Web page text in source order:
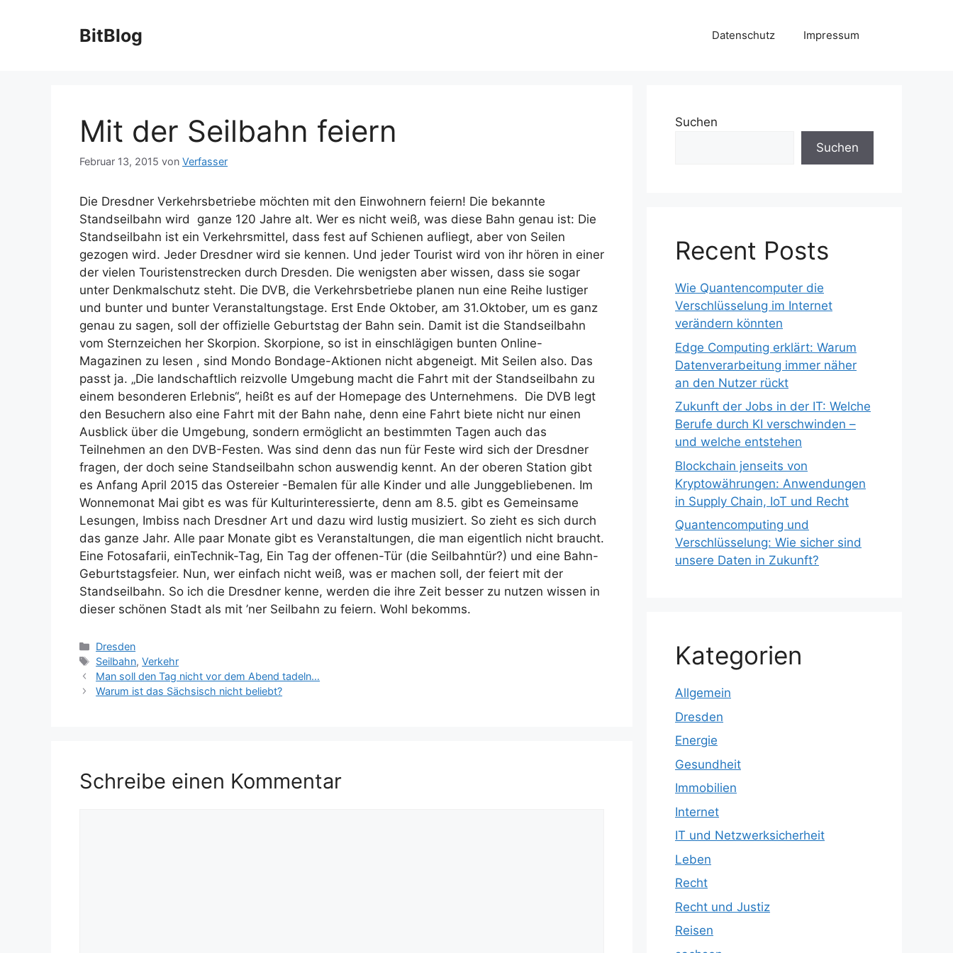
BitBlog Datenschutz Impressum
Mit der Seilbahn feiern
Februar 13, 2015 von Verfasser
Die Dresdner Verkehrsbetriebe möchten mit den Einwohnern feiern! Die bekannte
Standseilbahn wird ganze 120 Jahre alt. Wer es nicht weiß, was diese Bahn genau ist: Die
Standseilbahn ist ein Verkehrsmittel, dass fest auf Schienen aufliegt, aber von Seilen
gezogen wird. Jeder Dresdner wird sie kennen. Und jeder Tourist wird von ihr hören in einer
der vielen Touristenstrecken durch Dresden. Die wenigsten aber wissen, dass sie sogar
unter Denkmalschutz steht. Die DVB, die Verkehrsbetriebe planen nun eine Reihe lustiger
und bunter und bunter Veranstaltungstage. Erst Ende Oktober, am 31.Oktober, um es ganz
genau zu sagen, soll der offizielle Geburtstag der Bahn sein. Damit ist die Standseilbahn
vom Sternzeichen her Skorpion. Skorpione, so ist in einschlägigen bunten Online-
Magazinen zu lesen , sind Mondo Bondage-Aktionen nicht abgeneigt. Mit Seilen also. Das
passt ja. „Die landschaftlich reizvolle Umgebung macht die Fahrt mit der Standseilbahn zu
einem besonderen Erlebnis“, heißt es auf der Homepage des Unternehmens. Die DVB legt
den Besuchern also eine Fahrt mit der Bahn nahe, denn eine Fahrt biete nicht nur einen
Ausblick über die Umgebung, sondern ermöglicht an bestimmten Tagen auch das
Teilnehmen an den DVB-Festen. Was sind denn das nun für Feste wird sich der Dresdner
fragen, der doch seine Standseilbahn schon auswendig kennt. An der oberen Station gibt
es Anfang April 2015 das Ostereier -Bemalen für alle Kinder und alle Junggebliebenen. Im
Wonnemonat Mai gibt es was für Kulturinteressierte, denn am 8.5. gibt es Gemeinsame
Lesungen, Imbiss nach Dresdner Art und dazu wird lustig musiziert. So zieht es sich durch
das ganze Jahr. Alle paar Monate gibt es Veranstaltungen, die man eigentlich nicht braucht.
Eine Fotosafarii, einTechnik-Tag, Ein Tag der offenen-Tür (die Seilbahntür?) und eine Bahn-
Geburtstagsfeier. Nun, wer einfach nicht weiß, was er machen soll, der feiert mit der
Standseilbahn. So ich die Dresdner kenne, werden die ihre Zeit besser zu nutzen wissen in
dieser schönen Stadt als mit ’ner Seilbahn zu feiern. Wohl bekomms.
Kategorien
Dresden
Schlagwörter
Seilbahn,Verkehr
Man soll den Tag nicht vor dem Abend tadeln…
Warum ist das Sächsisch nicht beliebt?
Schreibe einen Kommentar
Suchen
Suchen
Recent Posts
Wie Quantencomputer die
Verschlüsselung im Internet
verändern könnten
Edge Computing erklärt: Warum
Datenverarbeitung immer näher
an den Nutzer rückt
Zukunft der Jobs in der IT: Welche
Berufe durch KI verschwinden –
und welche entstehen
Blockchain jenseits von
Kryptowährungen: Anwendungen
in Supply Chain, IoT und Recht
Quantencomputing und
Verschlüsselung: Wie sicher sind
unsere Daten in Zukunft?
Kategorien
Allgemein
Dresden
Energie
Gesundheit
Immobilien
Internet
IT und Netzwerksicherheit
Leben
Recht
Recht und Justiz
Reisen